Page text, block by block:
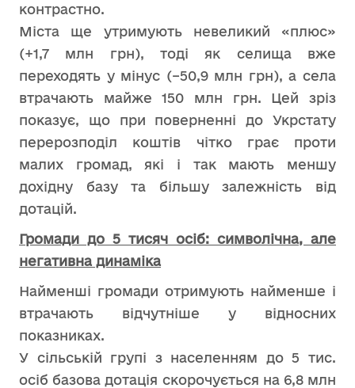
контрастно.
Міста ще утримують невеликий «плюс»
(+1,7 млн грн), тоді як селища вже
переходять у мінус (–50,9 млн грн), а села
втрачають майже 150 млн грн. Цей зріз
показує, що при поверненні до Укрстату
перерозподіл коштів чітко грає проти
малих громад, які і так мають меншу
дохідну базу та більшу залежність від
дотацій.
Громади до 5 тисяч осіб: символічна, але
негативна динаміка
Найменші громади отримують найменше і
втрачають відчутніше у відносних
показниках.
У сільській групі з населенням до 5 тис.
осіб базова дотація скорочується на 6,8 млн